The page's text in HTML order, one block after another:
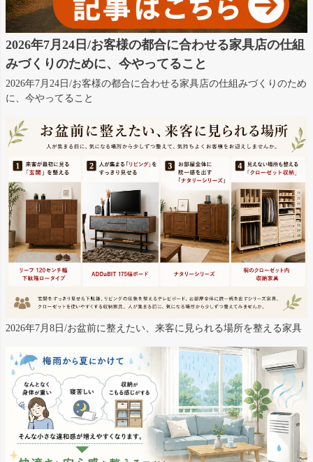
2026年7月24日/お客様の都合に合わせる家具店の仕組
みづくりのために、今やってること
2026年7月24日/お客様の都合に合わせる家具店の仕組みづくりのため
に、今やってること
2026年7月8日/お盆前に整えたい、来客に見られる場所を整える家具